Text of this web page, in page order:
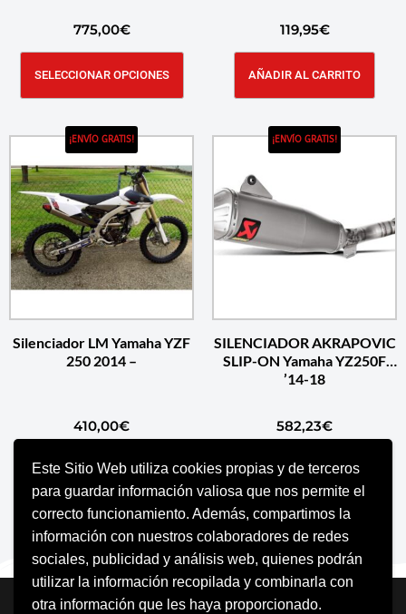
Este Sitio Web utiliza cookies propias y de terceros
para guardar información valiosa que nos permite el
correcto funcionamiento. Además, compartimos la
información con nuestros colaboradores de redes
sociales, publicidad y análisis web, quienes podrán
utilizar la información recopilada y combinarla con
otra información que les haya proporcionado.
775,00€
SELECCIONAR OPCIONES
119,95€
AÑADIR AL CARRITO
¡ENVÍO GRATIS!
Silenciador LM Yamaha YZF
250 2014 –
410,00€
SELECCIONAR OPCIONES
¡ENVÍO GRATIS!
SILENCIADOR AKRAPOVIC
SLIP-ON Yamaha YZ250F
’14-18
582,23€
AÑADIR AL CARRITO
Neve | Funciona gracias a WordPress